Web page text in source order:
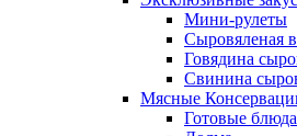
Мини-рулеты
Сыровяленая
Говядина
Свинина
Мясные
Готовые